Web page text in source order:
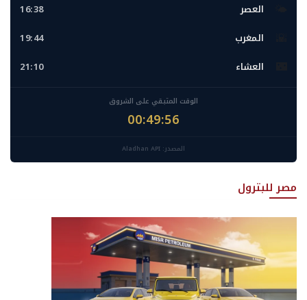
العصر 16:38
المغرب 19:44
العشاء 21:10
الوقت المتبقي على الشروق
00:49:54
المصدر: Aladhan API
مصر للبترول